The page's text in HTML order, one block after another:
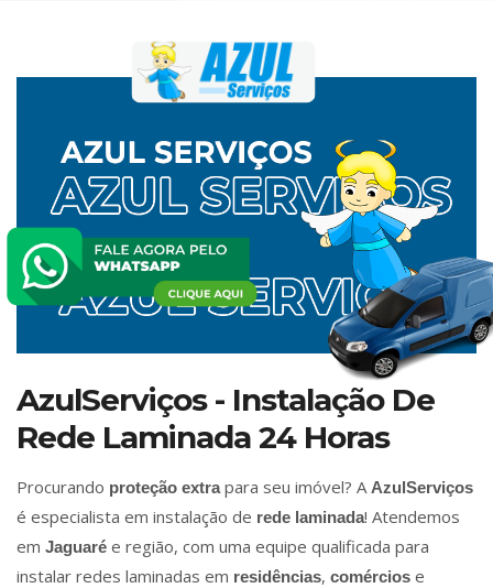
AzulServiços - Instalação De
Rede Laminada 24 Horas
Procurando proteção extrapara seu imóvel? A AzulServiços
é especialista em instalação de rede laminada! Atendemos
em Jaguaré e região, com uma equipe qualificada para
instalar redes laminadas em residências, comércios e